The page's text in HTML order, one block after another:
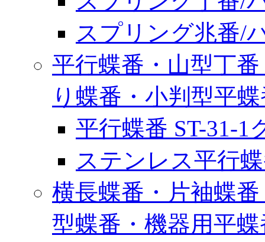
スプリング兆番/
平行蝶番・山型丁
り蝶番・小判型平
平行蝶番 ST-31-1
ステンレス平行
横長蝶番・片袖蝶
型蝶番・機器用平蝶